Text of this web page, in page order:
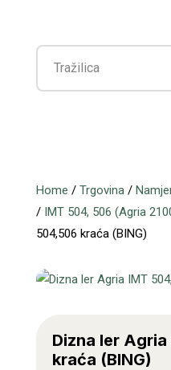
Home / Trgovina/
/ IMT 504, 506 (Agria
504,506 kraća (BING)
Dizna ler
kraća (BING)